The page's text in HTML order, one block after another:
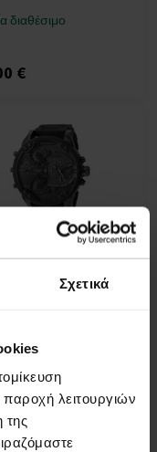
Σχετικά
λειτουργιών
της
διαθέσιμο
€
DZ7396 - Ανδρικό
- Άνδρες